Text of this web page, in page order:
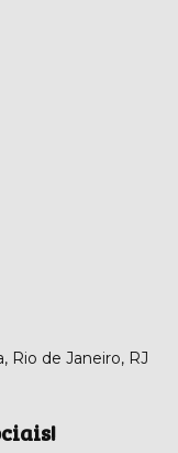
Rio de Janeiro, RJ